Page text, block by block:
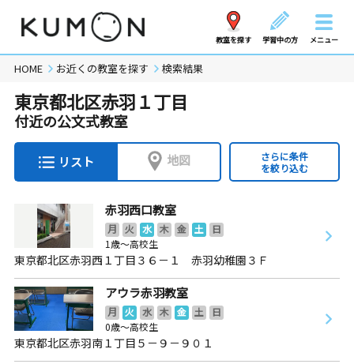
教室を探す 学習中の方 メニュー
HOME お近くの教室を探す 検索結果
東京都北区赤羽１丁目
付近の公文式教室
リスト 地図
さらに条件
を絞り込む
赤羽西口教室
月 火 水 木 金 土
日
1歳～高校生
東京都北区赤羽西１丁目３６－１ 赤羽幼稚園３Ｆ
アウラ赤羽教室
月 火 水 木 金 土
日
0歳～高校生
東京都北区赤羽南１丁目５－９－９０１